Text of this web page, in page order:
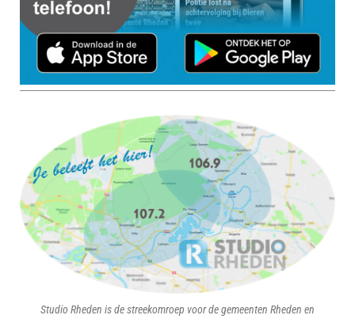
Studio Rheden is de streekomroep voor de gemeenten Rheden en